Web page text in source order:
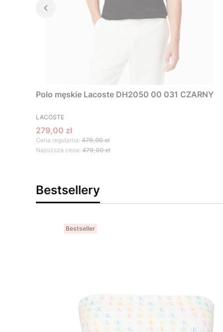
Polo męskie Lacoste DH2050 00 031 CZARNY
PRODUCENT
LACOSTE
Cena promocyjna
279,00 zł
Cena regularna: 479,00 zł
Najniższa cena: 479,00 zł
Bestsellery
Bestseller